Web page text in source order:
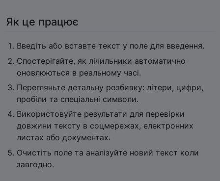
Як це працює
Введіть або вставте текст у поле для введення.
Спостерігайте, як лічильники автоматично
оновлюються в реальному часі.
Перегляньте детальну розбивку: літери, цифри,
пробіли та спеціальні символи.
Використовуйте результати для перевірки
довжини тексту в соцмережах, електронних
листах або документах.
Очистіть поле та аналізуйте новий текст коли
завгодно.